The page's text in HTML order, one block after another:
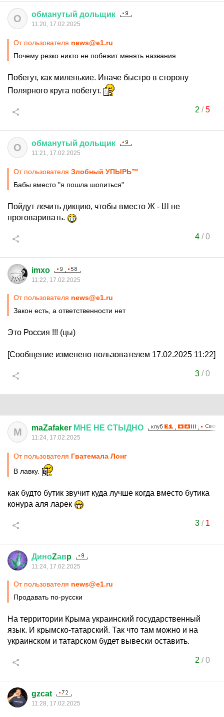
О обманутый дольщик
11:20, 17.02.2025
От пользователя news@e1.ru
Почему резко никто не побежит менять названия
Побегут, как миленькие. Иначе быстро в сторону
Полярного круга побегут.
2 /5
О обманутый дольщик
11:21, 17.02.2025
От пользователя Злобный УПЫРЬ™
Бабы вместо "я пошла шопиться"
Пойдут лечить дикцию, чтобы вместо Ж - Ш не
проговаривать.
4/0
imxo
11:22, 17.02.2025
От пользователя news@e1.ru
Закон есть, а ответственности нет
Это Россия !!! (цы)
[Сообщение изменено пользователем 17.02.2025 11:22]
3/0
M maZafaker МНЕ НЕ СТЫДНО
11:24, 17.02.2025
От пользователя Гватемала Лонг
В лавку.
как будто бутик звучит куда лучше когда вместо бутика
конура аля ларек
3/ 1
ДиноZавp
11:24, 17.02.2025
От пользователя news@e1.ru
Продавать по-русски
На территории Крыма украинский государственный
язык. И крымско-татарский. Так что там можно и на
украинском и татарском будет вывески оставить.
2 /0
gzcat
11:28, 17.02.2025